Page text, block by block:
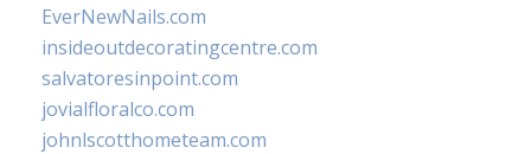
EverNewNails.com
insideoutdecoratingcentre.com
salvatoresinpoint.com
jovialfloralco.com
johnlscotthometeam.com